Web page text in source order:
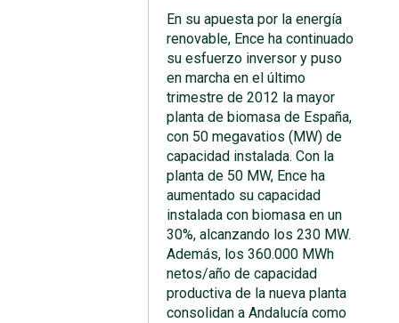
En su apuesta por la energía
renovable, Ence ha continuado
su esfuerzo inversor y puso
en marcha en el último
trimestre de 2012 la mayor
planta de biomasa de España,
con 50 megavatios (MW) de
capacidad instalada. Con la
planta de 50 MW, Ence ha
aumentado su capacidad
instalada con biomasa en un
30%, alcanzando los 230 MW.
Además, los 360.000 MWh
netos/año de capacidad
productiva de la nueva planta
consolidan a Andalucía como